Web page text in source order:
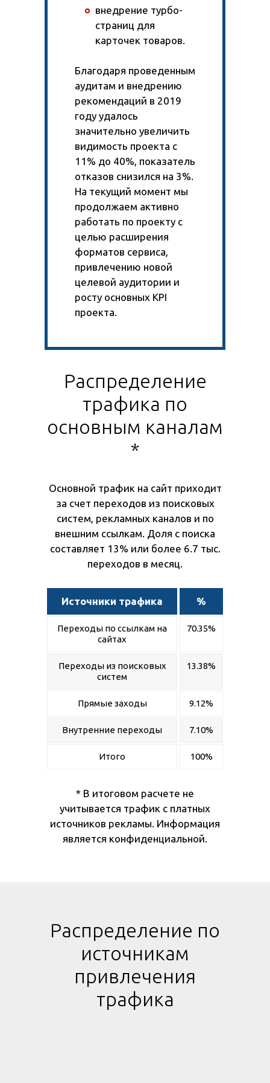
внедрение турбо-
страниц для
карточек товаров.
Благодаря проведенным
аудитам и внедрению
рекомендаций в 2019
году удалось
значительно увеличить
видимость проекта с
11% до 40%, показатель
отказов снизился на 3%.
На текущий момент мы
продолжаем активно
работать по проекту с
целью расширения
форматов сервиса,
привлечению новой
целевой аудитории и
росту основных KPI
проекта.
Распределение
трафика по
основным каналам
*
Основной трафик на сайт приходит
за счет переходов из поисковых
систем, рекламных каналов и по
внешним ссылкам. Доля с поиска
составляет 13% или более 6.7 тыс.
переходов в месяц.
Источники трафика %
Переходы по ссылкам на
сайтах
70.35%
Переходы из поисковых
систем
13.38%
Прямые заходы 9.12%
Внутренние переходы 7.10%
Итого 100%
* В итоговом расчете не
учитывается трафик с платных
источников рекламы. Информация
является конфиденциальной.
Распределение по
источникам
привлечения
трафика